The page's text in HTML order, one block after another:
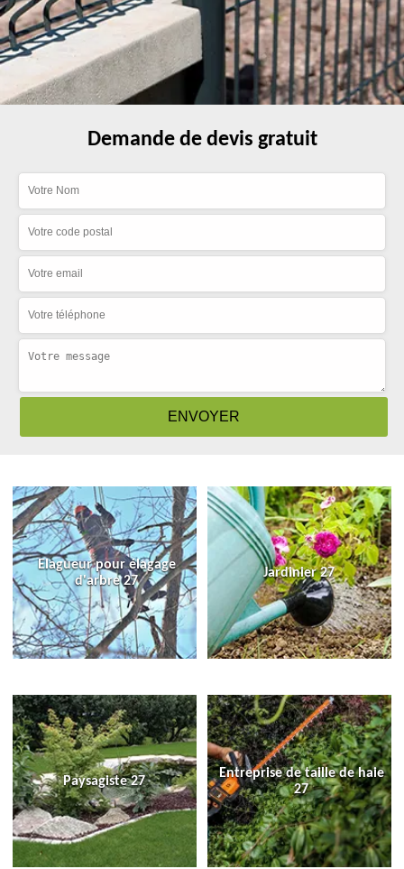
Demande de devis gratuit
Elagueur pour élagage
d'arbre 27
Jardinier 27
Paysagiste 27
Entreprise de taille de haie
27